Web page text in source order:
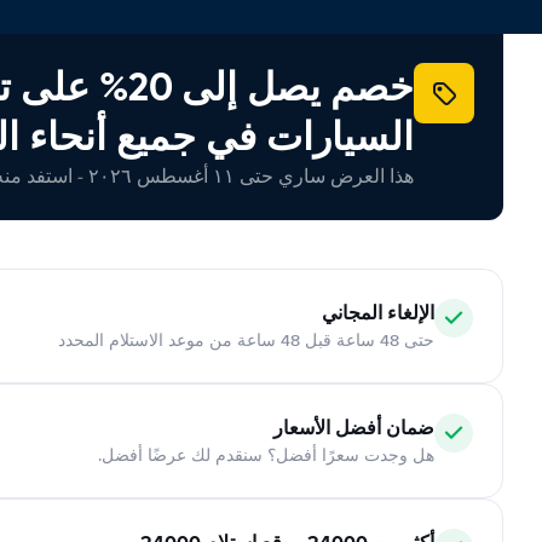
خصم يصل إلى 20%
السيارات في جميع أنحاء
هذا العرض ساري حتى ١١ أغسطس ٢٠٢٦ - استفد منه اليوم!
الإلغاء المجاني
حتى 48 ساعة قبل 48 ساعة من موعد الاستلام المحدد
ضمان أفضل الأسعار
هل وجدت سعرًا أفضل؟ سنقدم لك عرضًا أفضل.